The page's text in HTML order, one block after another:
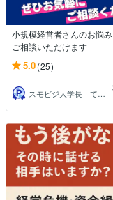
小規模経営者さんのお悩
ご相談いただけます
5.0(25)
スモビジ大学長｜てらもと さとし